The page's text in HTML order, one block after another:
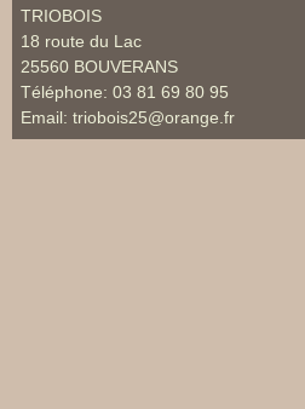
TRIOBOIS
18 route du Lac
25560 BOUVERANS
Téléphone: 03 81 69 80 95
Email: triobois25@orange.fr